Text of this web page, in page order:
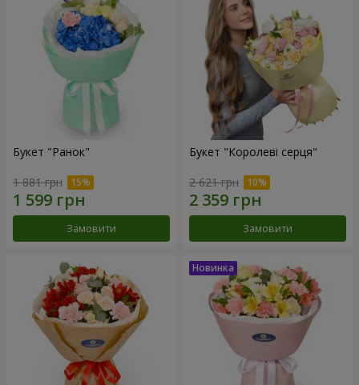
Букет "Ранок"
1 881 грн
Замовити
Букет "Королеві серця"
2 621 грн
Замовити